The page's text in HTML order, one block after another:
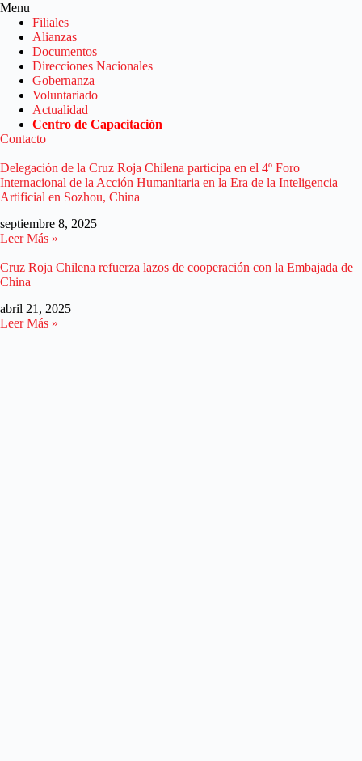
Menu
Filiales
Alianzas
Documentos
Direcciones Nacionales
Gobernanza
Voluntariado
Actualidad
Centro de Capacitación
Contacto
Delegación de la Cruz Roja Chilena participa en el 4º Foro
Internacional de la Acción Humanitaria en la Era de la Inteligencia
Artificial en Sozhou, China
septiembre 8, 2025
Leer Más »
Cruz Roja Chilena refuerza lazos de cooperación con la Embajada de
China
abril 21, 2025
Leer Más »